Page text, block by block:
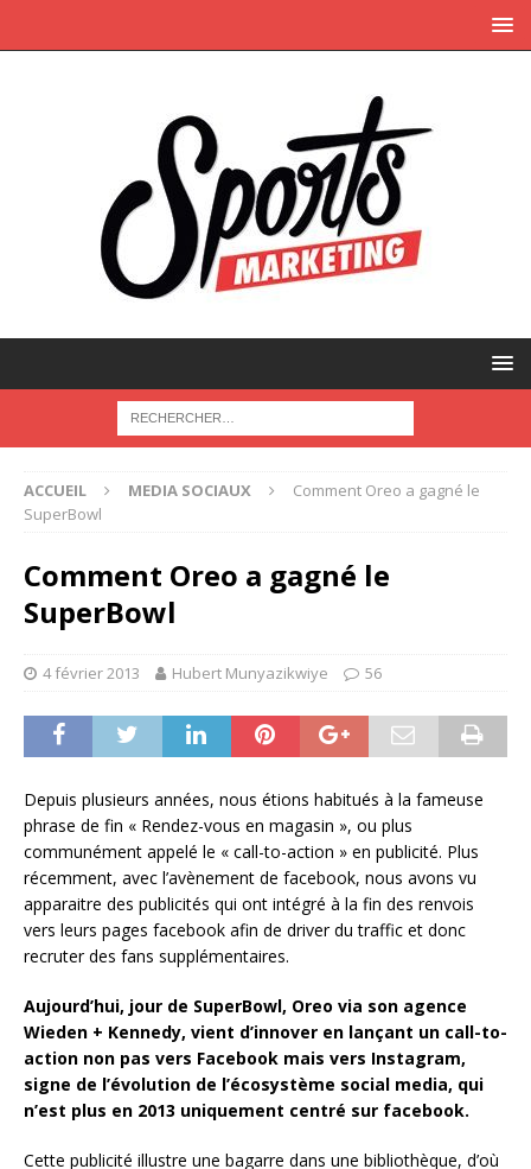
ACCUEIL MEDIA SOCIAUX
Comment Oreo a gagné le
SuperBowl
Comment Oreo a gagné le
SuperBowl
4 février 2013 Hubert Munyazikwiye 56
Depuis plusieurs années, nous étions habitués à la fameuse
phrase de fin « Rendez-vous en magasin », ou plus
communément appelé le « call-to-action » en publicité. Plus
récemment, avec l’avènement de facebook, nous avons vu
apparaitre des publicités qui ont intégré à la fin des renvois
vers leurs pages facebook afin de driver du traffic et donc
recruter des fans supplémentaires.
Aujourd’hui, jour de SuperBowl, Oreo via son agence
Wieden + Kennedy, vient d’innover en lançant un call-to-
action non pas vers Facebook mais vers Instagram,
signe de l’évolution de l’écosystème social media, qui
n’est plus en 2013 uniquement centré sur facebook.
Cette publicité illustre une bagarre dans une bibliothèque, d’où